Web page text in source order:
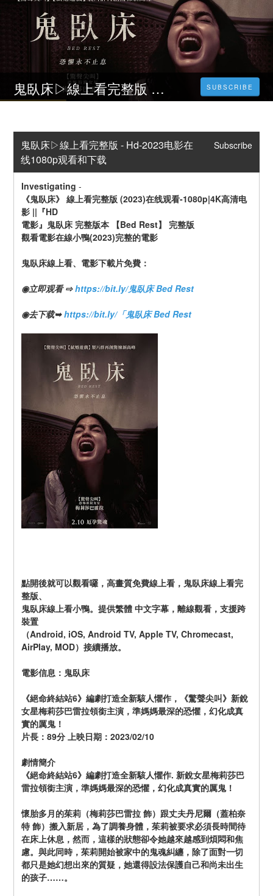
鬼臥床▷線上看完整版 - Hd-2023电影在线1080p观看和下载 SUBSCRIBE
鬼臥床▷線上看完整版 - Hd-2023电影在
线1080p观看和下载
Subscribe
Investigating -
《鬼臥床》 線上看完整版 (2023)在线观看-1080p|4K高清电
影 ||『HD
電影』鬼臥床 完整版本 【Bed Rest】 完整版
觀看電影在線小鴨(2023)完整的電影
鬼臥床線上看、電影下載片免費：
◉立即观看 ⇨ https://bit.ly/鬼臥床 Bed Rest
◉去下载➥ https://bit.ly/「鬼臥床 Bed Rest
點開後就可以觀看囉，高畫質免費線上看，鬼臥床線上看完
整版、
鬼臥床線上看小鴨。提供繁體 中文字幕，離線觀看，支援跨
裝置
（Android, iOS, Android TV, Apple TV, Chromecast,
AirPlay, MOD）接續播放。
電影信息：鬼臥床
《絕命終結站6》編劇打造全新駭人懼作，《驚聲尖叫》新銳
女星梅莉莎巴雷拉領銜主演，準媽媽最深的恐懼，幻化成真
實的厲鬼！
片長：89分 上映日期：2023/02/10
劇情簡介
《絕命終結站6》編劇打造全新駭人懼作. 新銳女星梅莉莎巴
雷拉領銜主演，準媽媽最深的恐懼，幻化成真實的厲鬼！
懷胎多月的茱莉（梅莉莎巴雷拉 飾）跟丈夫丹尼爾（蓋柏奈
特 飾）搬入新居，為了調養身體，茱莉被要求必須長時間待
在床上休息，然而，這樣的狀態卻令她越來越感到煩悶和焦
慮。與此同時，茱莉開始被家中的鬼魂糾纏，除了面對一切
都只是她幻想出來的質疑，她還得設法保護自己和尚未出生
的孩子……。